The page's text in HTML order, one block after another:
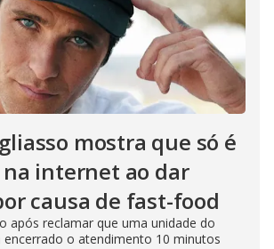
mostra que só é
internet ao dar
causa de fast-food
após reclamar que uma unidade do
encerrado o atendimento 10 minutos